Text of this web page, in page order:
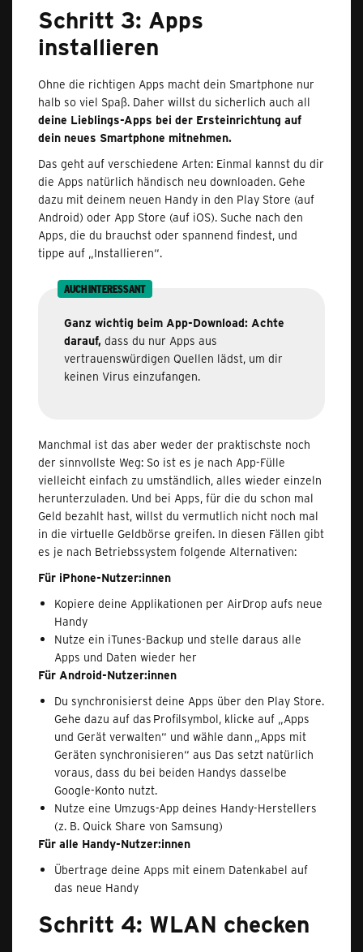
Schritt 3: Apps
installieren
Ohne die richtigen Apps macht dein Smartphone nur
halb so viel Spaß. Daher willst du sicherlich auch all
deine Lieblings-Apps bei der Ersteinrichtung auf
dein neues Smartphone mitnehmen.
Das geht auf verschiedene Arten: Einmal kannst du dir
die Apps natürlich händisch neu downloaden. Gehe
dazu mit deinem neuen Handy in den Play Store (auf
Android) oder App Store (auf iOS). Suche nach den
Apps, die du brauchst oder spannend findest, und
tippe auf „Installieren“.
AUCH INTERESSANT
Ganz wichtig beim App-Download: Achte
darauf, dass du nur Apps aus
vertrauenswürdigen Quellen lädst, um dir
keinen Virus einzufangen.
Manchmal ist das aber weder der praktischste noch
der sinnvollste Weg: So ist es je nach App-Fülle
vielleicht einfach zu umständlich, alles wieder einzeln
herunterzuladen. Und bei Apps, für die du schon mal
Geld bezahlt hast, willst du vermutlich nicht noch mal
in die virtuelle Geldbörse greifen. In diesen Fällen gibt
es je nach Betriebssystem folgende Alternativen:
Für iPhone-Nutzer:innen
Kopiere deine Applikationen per AirDrop aufs neue
Handy
Nutze ein iTunes-Backup und stelle daraus alle
Apps und Daten wieder her
Für Android-Nutzer:innen
Du synchronisierst deine Apps über den Play Store.
Gehe dazu auf das Profilsymbol, klicke auf „Apps
und Gerät verwalten“ und wähle dann „Apps mit
Geräten synchronisieren“ aus Das setzt natürlich
voraus, dass du bei beiden Handys dasselbe
Google-Konto nutzt.
Nutze eine Umzugs-App deines Handy-Herstellers
(z. B. Quick Share von Samsung)
Für alle Handy-Nutzer:innen
Übertrage deine Apps mit einem Datenkabel auf
das neue Handy
Schritt 4: WLAN checken